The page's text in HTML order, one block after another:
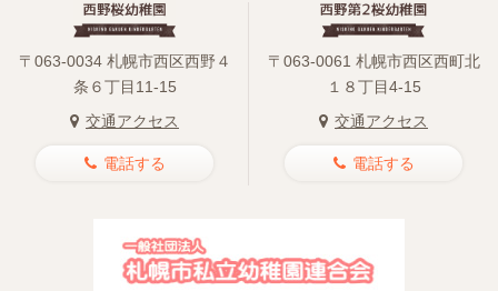
〒063-0034 札幌市西区西野４
条６丁目11-15
交通アクセス
電話する
〒063-0061 札幌市西区西町北
１８丁目4-15
交通アクセス
電話する